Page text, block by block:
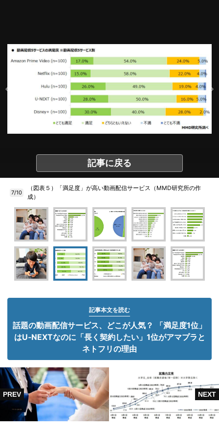
記事に戻る
7/10
（図表５）「満足度」が高い動画配信サービス（MMD研究所の作
成）
記事本文を読む
話題の動画配信サービス、どこが人気？ 「満足度1位」
はU‐NEXTなのに「長く契約したい」1位がアマプラと
ネトフリの理由